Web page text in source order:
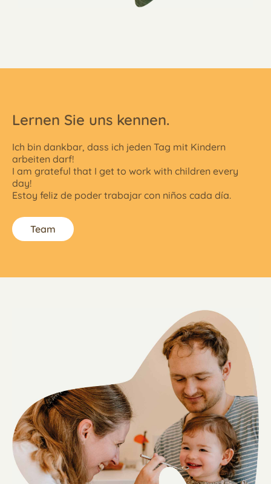
Lernen Sie uns kennen.
Ich bin dankbar, dass ich jeden Tag mit Kindern
arbeiten darf!
I am grateful that I get to work with children every
day!
Estoy feliz de poder trabajar con niños cada día.
Team